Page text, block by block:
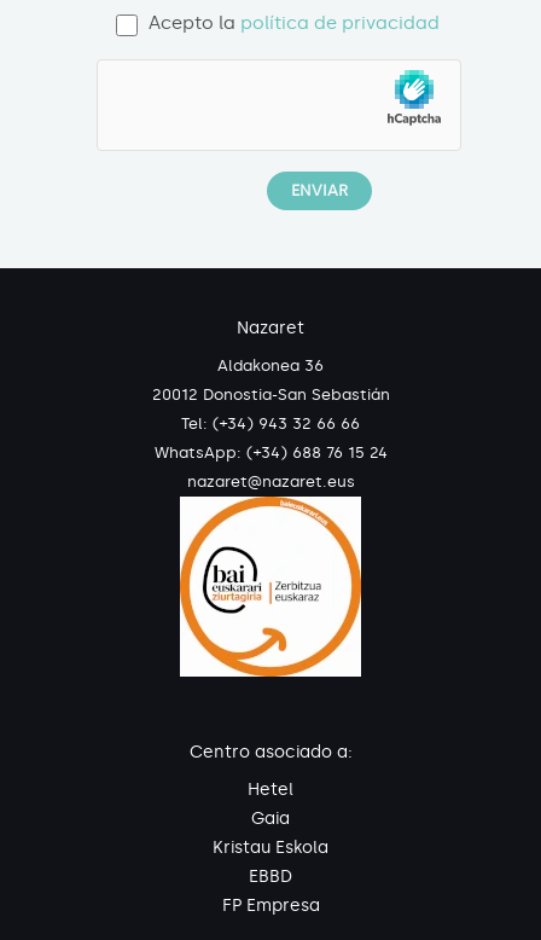
Acepto la política de privacidad
Nazaret
Aldakonea 36
20012 Donostia-San Sebastián
Tel: (+34) 943 32 66 66
WhatsApp: (+34) 688 76 15 24
nazaret@nazaret.eus
Centro asociado a:
Hetel
Gaia
Kristau Eskola
EBBD
FP Empresa